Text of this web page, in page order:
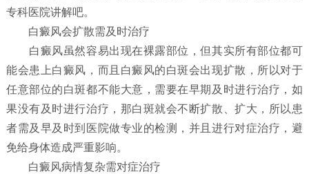
专科医院讲解吧。
白癜风会扩散需及时治疗
白癜风虽然容易出现在裸露部位，但其实所有部位都可
能会患上白癜风，而且白癜风的白斑会出现扩散，所以对于
任意部位的白斑都不能大意，需要在早期及时进行治疗，如
果没有及时进行治疗，那白斑就会不断扩散、扩大，所以患
者需及早及时到医院做专业的检测，并且进行对症治疗，避
免给身体造成严重影响。
白癜风病情复杂需对症治疗